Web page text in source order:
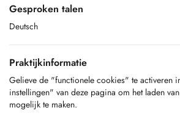
Gesproken talen
Deutsch
Praktijkinformatie
Gelieve de "functionele cookies" te activeren
instellingen" van deze pagina om het laden
mogelijk te maken.